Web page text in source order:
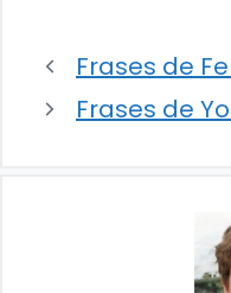
Frases de
Frases de